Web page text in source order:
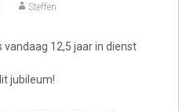
Steffen
12,5 jaar in dienst
jubileum!